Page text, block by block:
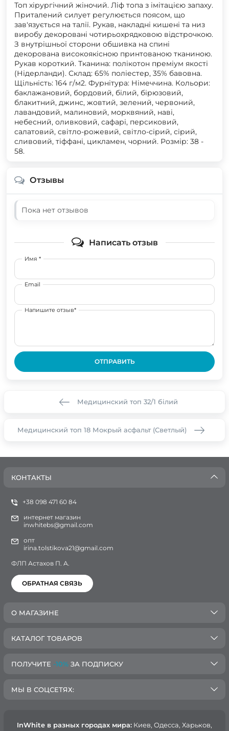
Топ хірургічний жіночий. Ліф топа з імітацією запаху.
Приталений силует регулюється поясом, що
зав'язується на талії. Рукав, накладні кишені та низ
виробу декоровані чотирьохрядковою відстрочкою.
З внутрішньої сторони обшивка на спині
декорована високоякісною принтованою тканиною.
Рукав короткий. Тканина: полікотон преміум якості
(Нідерланди). Склад: 65% поліестер, 35% бавовна.
Щільність: 164 г/м2. Фурнітура: Німеччина. Кольори:
баклажановий, бордовий, білий, бірюзовий,
блакитний, джинс, жовтий, зелений, червоний,
лавандовий, малиновий, морквяний, наві,
небесний, оливковий, сафарі, персиковий,
салатовий, світло-рожевий, світло-сірий, сірий,
сливовий, тіффані, цикламен, чорний. Розмір: 38 -
58.
Отзывы
Пока нет отзывов
Написать отзыв
Имя *
Email
Напишите отзыв*
ОТПРАВИТЬ
Медицинский топ 32/1 білий
Медицинский топ 18 Мокрый асфальт (Светлый)
КОНТАКТЫ
+38 098 471 60 84
интернет магазин
inwhitebs@gmail.com
опт
irina.tolstikova21@gmail.com
ФЛП Астахов П. А.
ОБРАТНАЯ СВЯЗЬ
О МАГАЗИНЕ
КАТАЛОГ ТОВАРОВ
ПОЛУЧИТЕ -10% ЗА ПОДПИСКУ
МЫ В СОЦСЕТЯХ:
InWhite в разных городах мира: Киев, Oдесса, Харьков,